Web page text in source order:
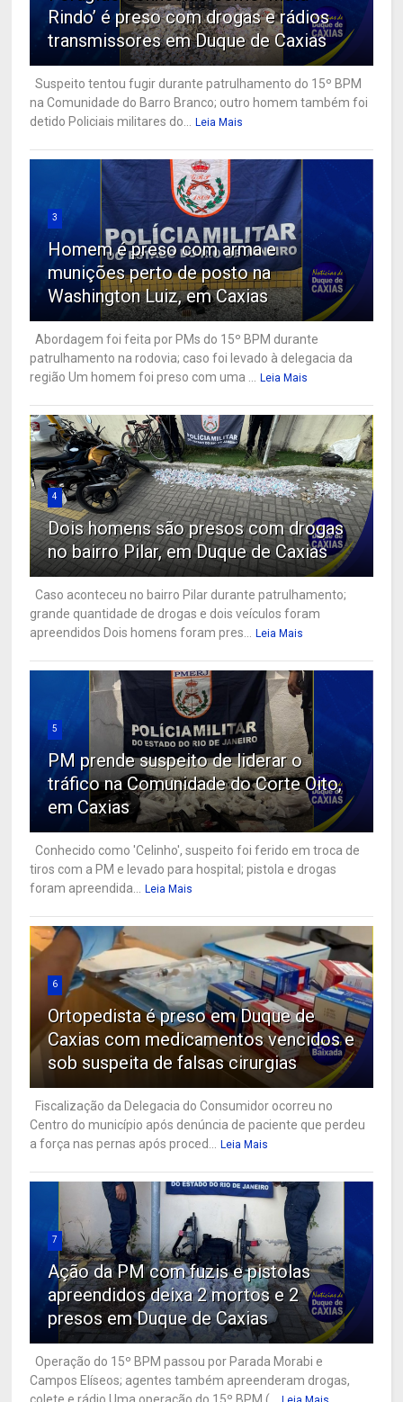
Rindo’ é preso com drogas e rádios
transmissores em Duque de Caxias
Suspeito tentou fugir durante patrulhamento do 15º BPM
na Comunidade do Barro Branco; outro homem também foi
detido Policiais militares do... Leia Mais
3
Homem é preso com arma e
munições perto de posto na
Washington Luiz, em Caxias
Abordagem foi feita por PMs do 15º BPM durante
patrulhamento na rodovia; caso foi levado à delegacia da
região Um homem foi preso com uma ... Leia Mais
4
Dois homens são presos com drogas
no bairro Pilar, em Duque de Caxias
Caso aconteceu no bairro Pilar durante patrulhamento;
grande quantidade de drogas e dois veículos foram
apreendidos Dois homens foram pres... Leia Mais
5
PM prende suspeito de liderar o
tráfico na Comunidade do Corte Oito,
em Caxias
Conhecido como 'Celinho', suspeito foi ferido em troca de
tiros com a PM e levado para hospital; pistola e drogas
foram apreendida... Leia Mais
6
Ortopedista é preso em Duque de
Caxias com medicamentos vencidos e
sob suspeita de falsas cirurgias
Fiscalização da Delegacia do Consumidor ocorreu no
Centro do município após denúncia de paciente que perdeu
a força nas pernas após proced... Leia Mais
7
Ação da PM com fuzis e pistolas
apreendidos deixa 2 mortos e 2
presos em Duque de Caxias
Operação do 15º BPM passou por Parada Morabi e
Campos Elíseos; agentes também apreenderam drogas,